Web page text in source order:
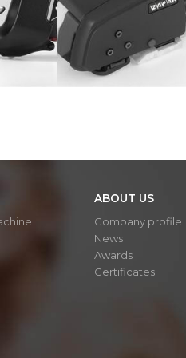
ABOUT US
Company profile
News
Awards
Certificates